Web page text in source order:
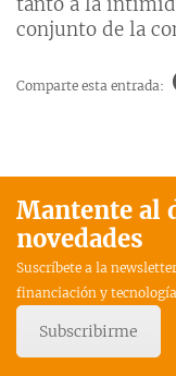
conjunto de la
Comparte esta entrada:
Mantente al
novedades
Suscríbete a la
financiación y
Subscribirme